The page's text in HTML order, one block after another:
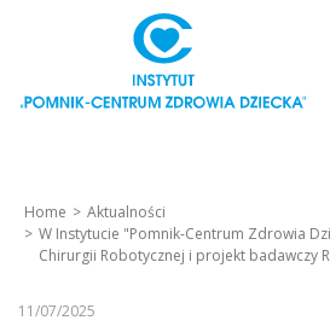
Home
Aktualności
W Instytucie "Pomnik-Centrum Zdrowia
Chirurgii Robotycznej i projekt badawczy
11/07/2025